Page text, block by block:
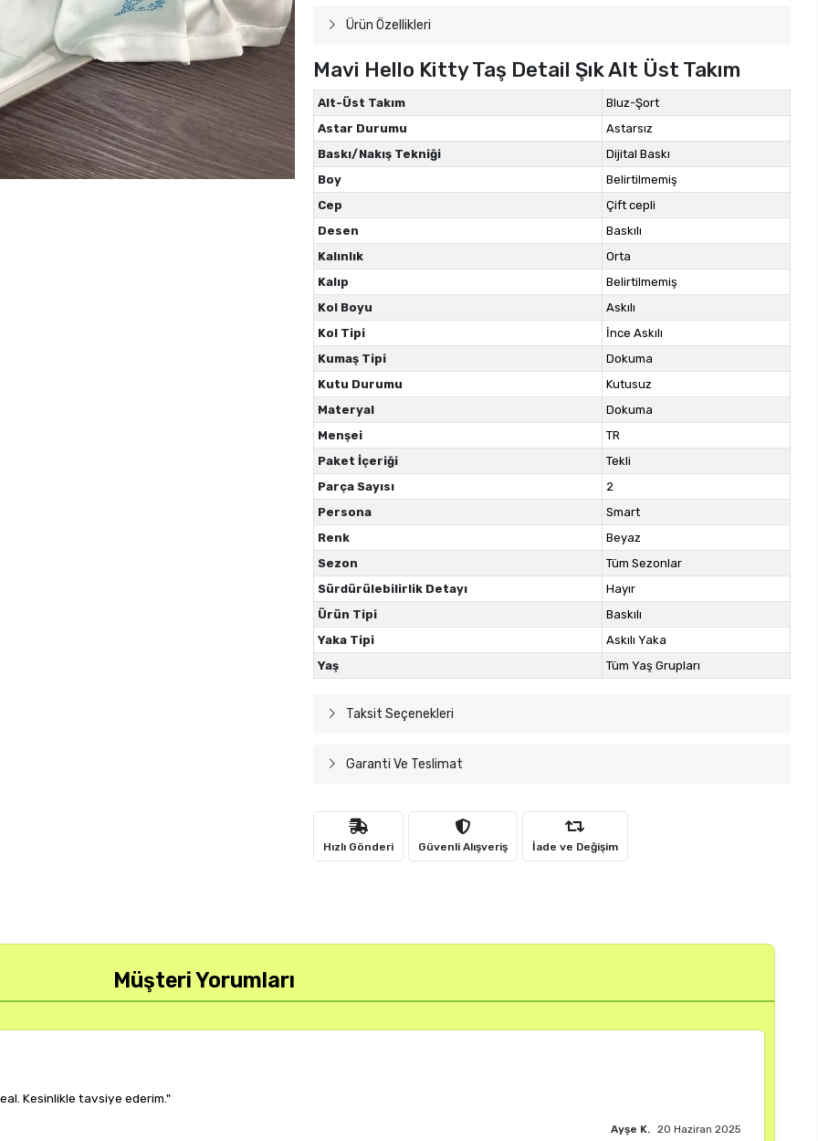
Ürün Özellikleri
Mavi Hello Kitty Taş Detail Şık Alt Üst Takım
Alt-Üst Takım
Bluz-Şort
Astar Durumu
Astarsız
Baskı/Nakış Tekniği
Dijital Baskı
Boy
Belirtilmemiş
Cep
Çift cepli
Desen
Baskılı
Kalınlık
Orta
Kalıp
Belirtilmemiş
Kol Boyu
Askılı
Kol Tipi
İnce Askılı
Kumaş Tipi
Dokuma
Kutu Durumu
Kutusuz
Materyal
Dokuma
Menşei
TR
Paket İçeriği
Tekli
Parça Sayısı
2
Persona
Smart
Renk
Beyaz
Sezon
Tüm Sezonlar
Sürdürülebilirlik Detayı
Hayır
Ürün Tipi
Baskılı
Yaka Tipi
Askılı Yaka
Yaş
Tüm Yaş Grupları
Taksit Seçenekleri
Garanti Ve Teslimat
Hızlı Gönderi Güvenli Alışveriş İade ve Değişim
Müşteri Yorumları
memnun kaldım."
Burak M. 18 Haziran 2025